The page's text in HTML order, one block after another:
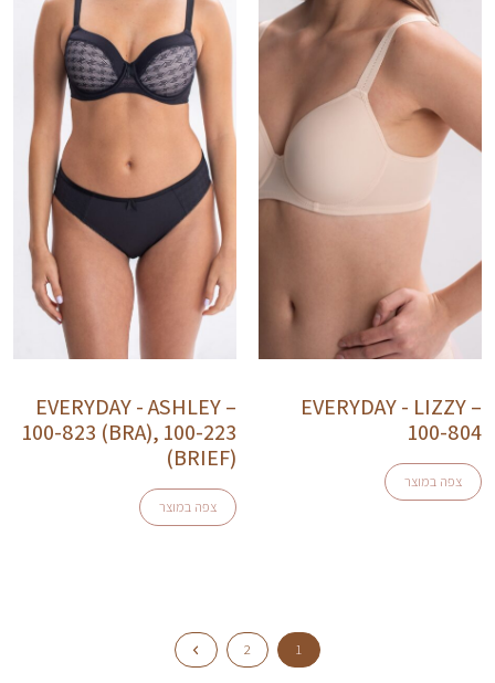
EVERYDAY - LIZZY –
100-804
צפה במוצר
EVERYDAY - ASHLEY –
100-823 (BRA), 100-223
(BRIEF)
צפה במוצר
1
2